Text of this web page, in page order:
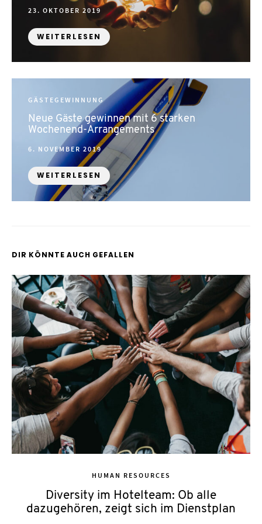
POSTED
23. OKTOBER 2019
WEITERLESEN
GÄSTEGEWINNUNG
Neue Gäste gewinnen mit 6 starken
Wochenend-Arrangements
POSTED
6. NOVEMBER 2019
WEITERLESEN
DIR KÖNNTE AUCH GEFALLEN
HUMAN RESOURCES
Diversity im Hotelteam: Ob alle
dazugehören, zeigt sich im Dienstplan